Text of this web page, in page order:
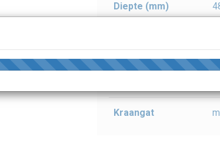
Diepte (mm)
grondstof
Kraangat